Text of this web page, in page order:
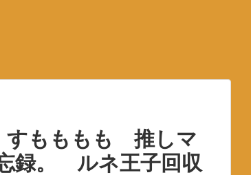
すもももも 推しマ
録。 ルネ王子回収